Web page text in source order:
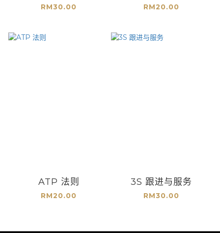
RM30.00 RM20.00
ATP 法则
RM20.00
3S 跟进与服务
RM30.00